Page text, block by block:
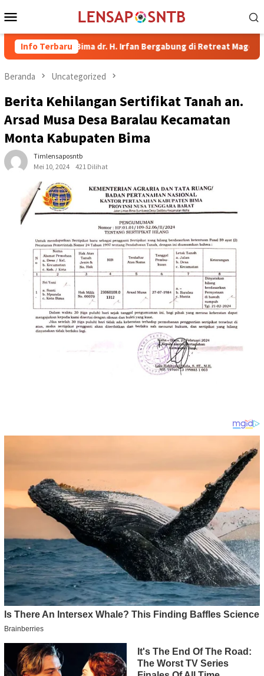
ke
Mobile
Info Terbaru
Bupati Bima dr. H. Irfan Bergabung di Retreat Magelang
Beranda Uncategorized
Berita Kehilangan Sertifikat Tanah an.
Arsad Musa Desa Baralau Kecamatan
Monta Kabupaten Bima
Timlensaposntb
Mei 10, 2024
421 Dilihat